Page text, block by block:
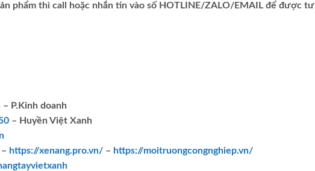
phẩm thì call hoặc nhắn tin vào số HOTLINE/ZALO/EMAIL để được tư
P.Kinh doanh
– Huyền Việt Xanh
– https://xenang.pro.vn/ – https://moitruongcongnghiep.vn/